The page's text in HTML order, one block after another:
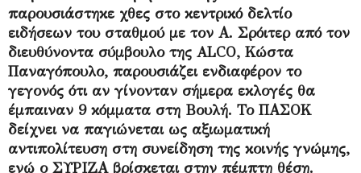
παρουσιάστηκε χθες στο κεντρικό δελτίο
ειδήσεων του σταθμού με τον Α. Σρόιτερ από τον
διευθύνοντα σύμβουλο της ALCO, Κώστα
Παναγόπουλο, παρουσιάζει ενδιαφέρον το
γεγονός ότι αν γίνονταν σήμερα εκλογές θα
έμπαιναν 9 κόμματα στη Βουλή. Το ΠΑΣΟΚ
δείχνει να παγιώνεται ως αξιωματική
αντιπολίτευση στη συνείδηση της κοινής γνώμης,
ενώ ο ΣΥΡΙΖΑ βρίσκεται στην πέμπτη θέση.